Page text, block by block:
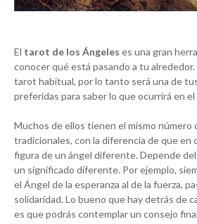
El tarot de los Ángeles es una gran
conocer qué está pasando a tu
tarot habitual, por lo tanto será una de
preferidas para saber lo que ocurrirá en
Muchos de ellos tienen el mismo número
tradicionales, con la diferencia de que en
figura de un ángel diferente. Depende
un significado diferente. Por ejemplo,
el Ángel de la esperanza al de la fuerza,
solidaridad. Lo bueno que hay detrás de
es que podrás contemplar un consejo